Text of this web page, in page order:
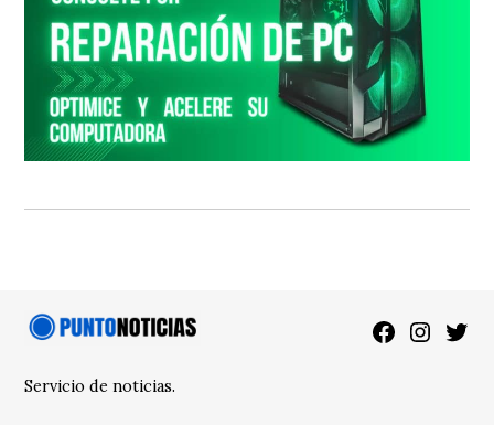
Facebook
Servicio de noticias.